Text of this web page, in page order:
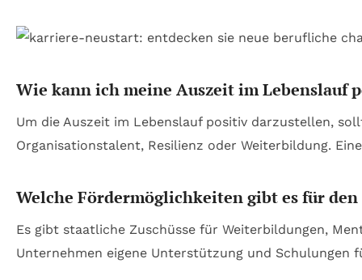
Wie kann ich meine Auszeit im Lebenslauf
Um die Auszeit im Lebenslauf positiv darzustellen,
Organisationstalent, Resilienz oder Weiterbildung.
Welche Fördermöglichkeiten gibt es für
Es gibt staatliche Zuschüsse für Weiterbildungen,
Unternehmen eigene Unterstützung und Schulungen